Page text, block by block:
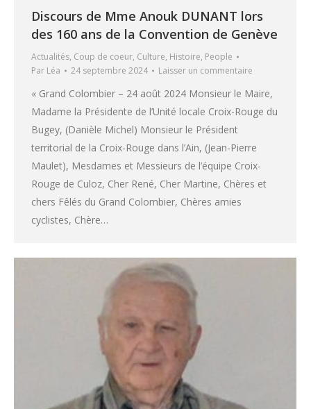
Discours de Mme Anouk DUNANT lors
des 160 ans de la Convention de Genève
Actualités, Coup de coeur, Culture, Histoire, People
Par Léa 24 septembre 2024 Laisser un commentaire
« Grand Colombier – 24 août 2024 Monsieur le Maire,
Madame la Présidente de l’Unité locale Croix-Rouge du
Bugey, (Danièle Michel) Monsieur le Président
territorial de la Croix-Rouge dans l’Ain, (Jean-Pierre
Maulet), Mesdames et Messieurs de l’équipe Croix-
Rouge de Culoz, Cher René, Cher Martine, Chères et
chers Fêlés du Grand Colombier, Chères amies
cyclistes, Chère…